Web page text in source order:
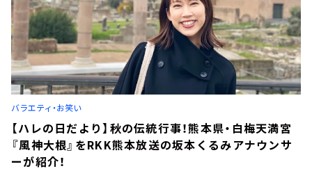
今日の番組表
週間番組表
トピックス
TBS Podcast
お知らせ
イベント・グッズ
YouTube
会社情報
バラエティ・お笑い
【ハレの日だより】秋の伝統行事！熊本県・白梅天満宮
『風神大根』をRKK熊本放送の坂本くるみアナウンサ
ーが紹介！